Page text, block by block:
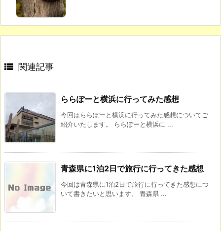
 関連記事
ららぽーと横浜に行ってみた感想
今回はららぽーと横浜に行ってみた感想についてご
紹介いたします。 ららぽーと横浜に ...
青森県に1泊2日で旅行に行ってきた感想
今回は青森県に1泊2日で旅行に行ってきた感想につ
いて書きたいと思います。 青森県 ...